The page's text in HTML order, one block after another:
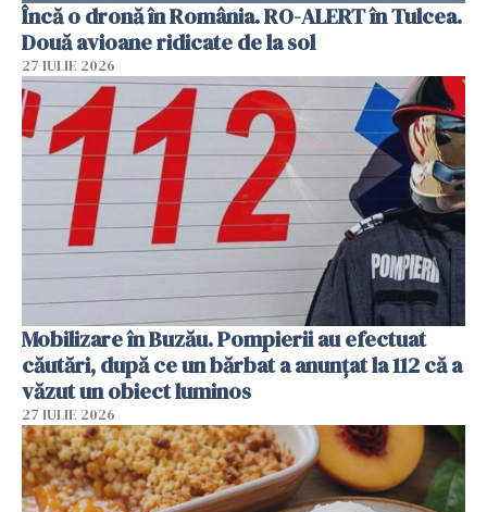
Încă o dronă în România. RO-ALERT în Tulcea.
Două avioane ridicate de la sol
27 IULIE 2026
Mobilizare în Buzău. Pompierii au efectuat
căutări, după ce un bărbat a anunțat la 112 că a
văzut un obiect luminos
27 IULIE 2026